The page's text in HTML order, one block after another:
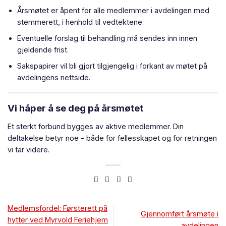
Årsmøtet er åpent for alle medlemmer i avdelingen med
stemmerett, i henhold til vedtektene.
Eventuelle forslag til behandling må sendes inn innen
gjeldende frist.
Sakspapirer vil bli gjort tilgjengelig i forkant av møtet på
avdelingens nettside.
Vi håper å se deg på årsmøtet
Et sterkt forbund bygges av aktive medlemmer. Din
deltakelse betyr noe – både for fellesskapet og for retningen
vi tar videre.
Medlemsfordel: Førsterett på
hytter ved Myrvold Feriehjem
Gjennomført årsmøte i